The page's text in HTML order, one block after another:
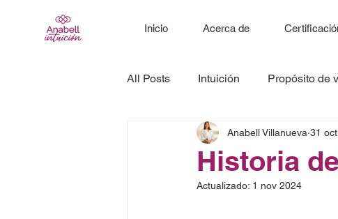
Inicio Acerca de
All Posts Intuición Propósito de
Historia
Anabell Villanueva 31
Actualizado: 1 nov 2024